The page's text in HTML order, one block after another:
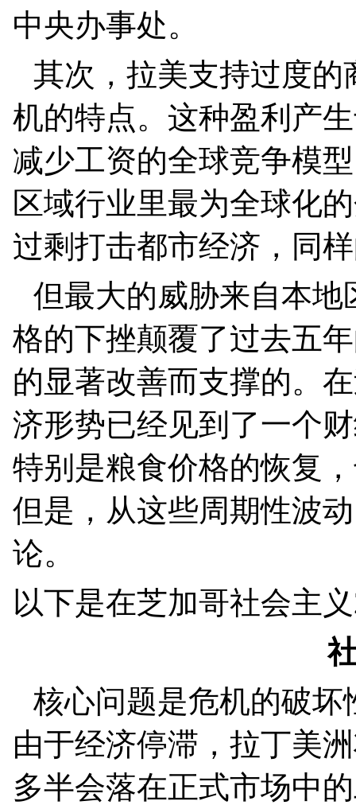
中央办事处。
其次，拉美支持过度
机的特点。这种盈利产
减少工资的全球竞争模
区域行业里最为全球化
过剩打击都市经济，同
但最大的威胁来自本
格的下挫颠覆了过去五
的显著改善而支撑的。
济形势已经见到了一个
特别是粮食价格的恢复
但是，从这些周期性波
论。
以下是在芝加哥社会主义
核心问题是危机的破
由于经济停滞，拉丁美
多半会落在正式市场中